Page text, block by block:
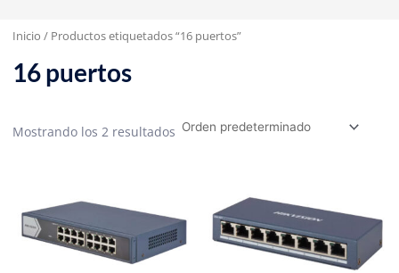
Inicio / Productos etiquetados “16 puertos”
16 puertos
Mostrando los 2 resultados